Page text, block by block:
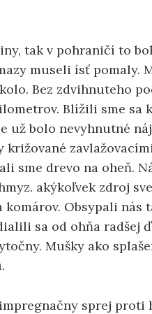
tak v pohraničí to
museli ísť pomaly.
Bez zdvihnuteho
Blížili sme sa
už bolo nevyhnutné
križované
sme drevo na oheň.
akýkoľvek zdroj
Obsypali nás
sa od ohňa radšej
Mušky ako
sprej proti